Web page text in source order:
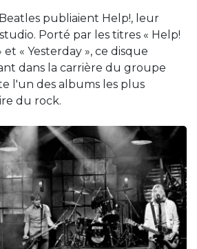
Beatles publiaient Help!, leur
Porté par les titres « Help!
et « Yesterday », ce disque
dans la carrière du groupe
l'un des albums les plus
du rock.